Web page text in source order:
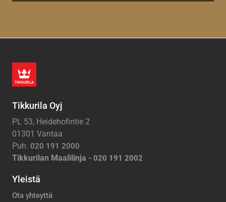
Tikkurila Oyj
PL 53, Heidehofintie 2
01301 Vantaa
Puh. 020 191 2000
Tikkurilan Maalilinja - 020 191 2002
Yleistä
Ota yhteyttä